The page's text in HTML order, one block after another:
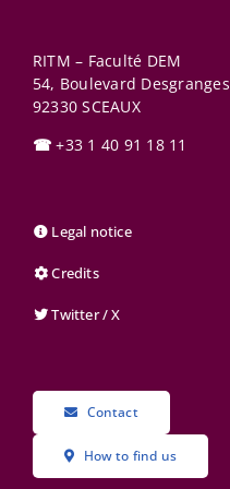
RITM – Faculté DEM
54, Boulevard Desgranges
92330 SCEAUX
☎ +33 1 40 91 18 11
Legal notice
Credits
Twitter / X
Contact
How to find us